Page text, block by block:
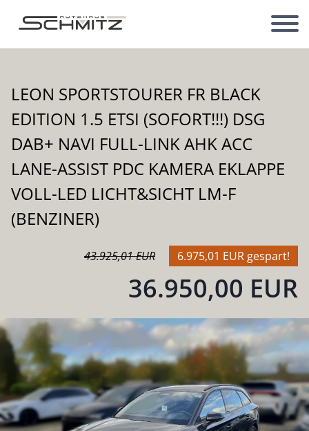
LEON SPORTSTOURER FR BLACK
EDITION 1.5 ETSI (SOFORT!!!) DSG
DAB+ NAVI FULL-LINK AHK ACC
LANE-ASSIST PDC KAMERA EKLAPPE
VOLL-LED LICHT&SICHT LM-F
(BENZINER)
43.925,01 EUR 6.975,01 EUR gespart!
36.950,00 EUR